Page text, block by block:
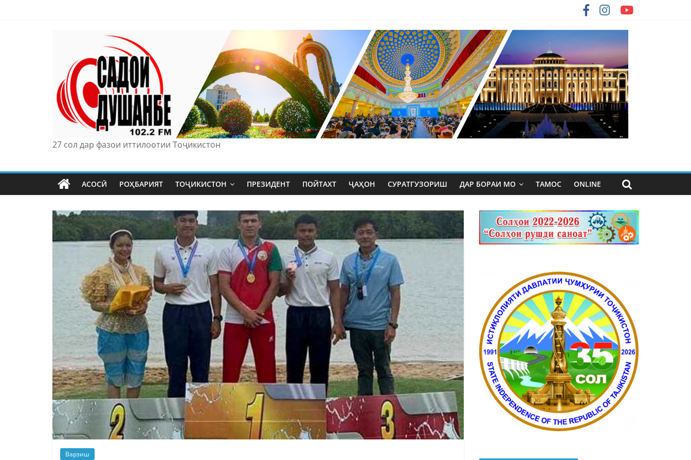
27 сол дар фазои иттилоотии Тоҷикистон
АСОСӢ РОҲБАРИЯТ ТОҶИКИСТОН ПРЕЗИДЕНТ ПОЙТАХТ ҶАҲОН СУРАТГУЗОРИШ ДАР БОРАИ МО ТАМОС ONLINE
Варзиш